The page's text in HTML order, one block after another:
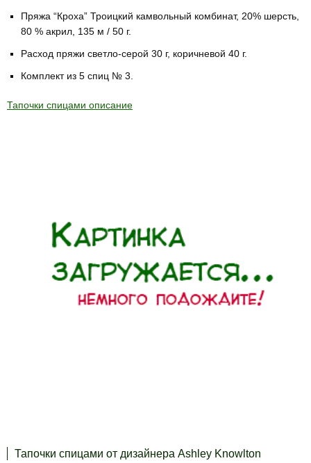
Пряжа “Кроха” Троицкий камвольный комбинат, 20% шерсть,
80 % акрил, 135 м / 50 г.
Расход пряжи светло-серой 30 г, коричневой 40 г.
Комплект из 5 спиц № 3.
Тапочки спицами описание
Тапочки спицами от дизайнера Ashley Knowlton